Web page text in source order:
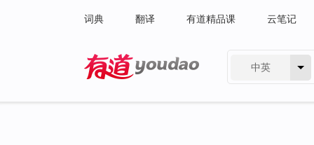
词典 翻译 有道精品课 云笔记
中英